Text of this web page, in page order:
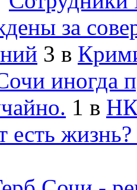
за
3 в
иногда
1 в
есть